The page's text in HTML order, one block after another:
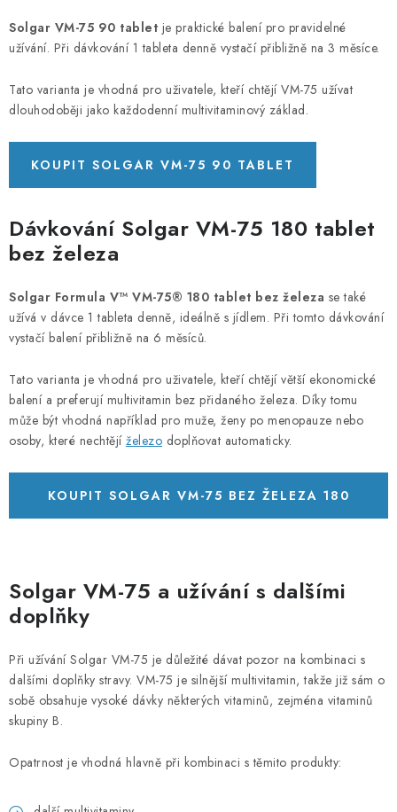
Solgar VM-75 90 tablet je praktické balení pro pravidelné
užívání. Při dávkování 1 tableta denně vystačí přibližně na 3 měsíce.
Tato varianta je vhodná pro uživatele, kteří chtějí VM-75 užívat
dlouhodoběji jako každodenní multivitaminový základ.
KOUPIT SOLGAR VM-75 90 TABLET
Dávkování Solgar VM-75 180 tablet
bez železa
Solgar Formula V™ VM-75® 180 tablet bez železa se také
užívá v dávce 1 tableta denně, ideálně s jídlem. Při tomto dávkování
vystačí balení přibližně na 6 měsíců.
Tato varianta je vhodná pro uživatele, kteří chtějí větší ekonomické
balení a preferují multivitamin bez přidaného železa. Díky tomu
může být vhodná například pro muže, ženy po menopauze nebo
osoby, které nechtějí železo doplňovat automaticky.
KOUPIT SOLGAR VM-75 BEZ ŽELEZA 180
Solgar VM-75 a užívání s dalšími
doplňky
Při užívání Solgar VM-75 je důležité dávat pozor na kombinaci s
dalšími doplňky stravy. VM-75 je silnější multivitamin, takže již sám o
sobě obsahuje vysoké dávky některých vitaminů, zejména vitaminů
skupiny B.
Opatrnost je vhodná hlavně při kombinaci s těmito produkty: